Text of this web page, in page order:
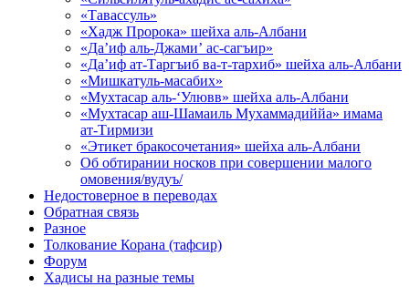
«Тавассуль»
«Хадж Пророка» шейха аль-Албани
«Да’иф аль-Джами’ ас-сагъир»
«Да’иф ат-Таргъиб ва-т-тархиб» шейха аль-Албани
«Мишкатуль-масабих»
«Мухтасар аль-‘Улювв» шейха аль-Албани
«Мухтасар аш-Шамаиль Мухаммадиййа» имама
ат-Тирмизи
«Этикет бракосочетания» шейха аль-Албани
Об обтирании носков при совершении малого
омовения/вудуъ/
Недостоверное в переводах
Обратная связь
Разное
Толкование Корана (тафсир)
Форум
Хадисы на разные темы